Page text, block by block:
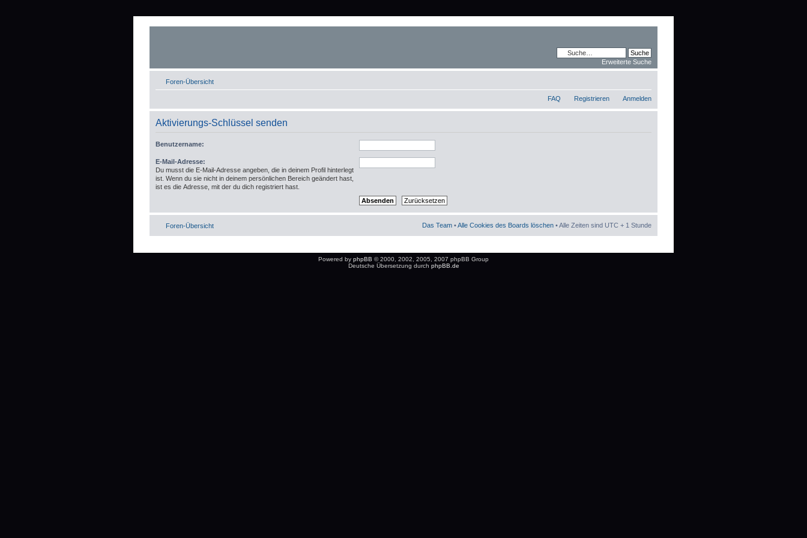
Erweiterte Suche
Foren-Übersicht
FAQ Registrieren Anmelden
Aktivierungs-Schlüssel senden
Benutzername:
E-Mail-Adresse:
Du musst die E-Mail-Adresse angeben, die in deinem Profil hinterlegt
ist. Wenn du sie nicht in deinem persönlichen Bereich geändert hast,
ist es die Adresse, mit der du dich registriert hast.
Foren-Übersicht Das Team •Alle Cookies des Boards löschen • Alle Zeiten sind UTC + 1 Stunde
Powered by phpBB © 2000, 2002, 2005, 2007 phpBB Group
Deutsche Übersetzung durch phpBB.de